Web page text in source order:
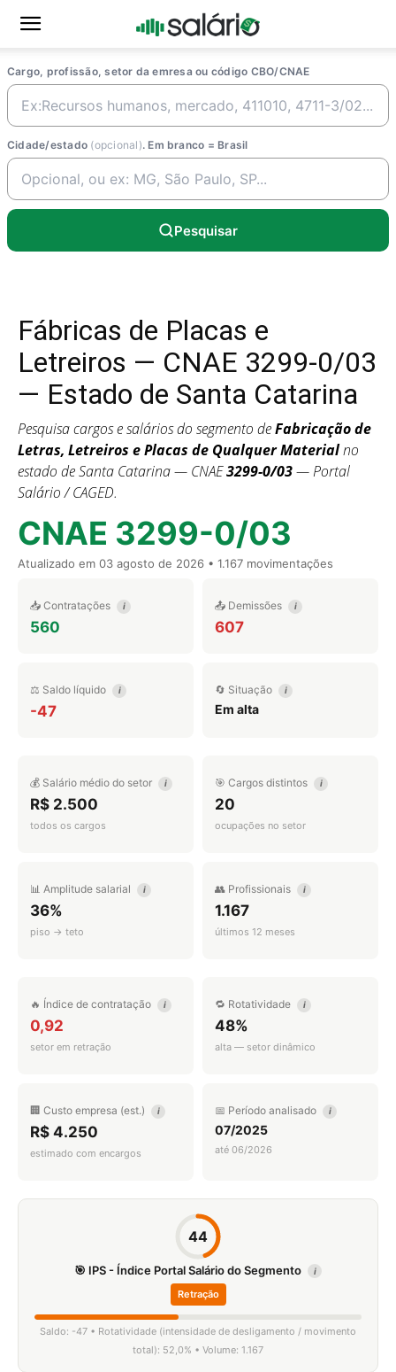
Cargo, profissão, setor da emresa ou código CBO/CNAE
Cidade/estado (opcional). Em branco = Brasil
Pesquisar
Fábricas de Placas e
Letreiros — CNAE 3299-0/03
— Estado de Santa Catarina
Pesquisa cargos e salários do segmento deFabricação de
Letras, Letreiros e Placas de Qualquer Materialno
estado de Santa Catarina — CNAE3299-0/03— Portal
Salário / CAGED.
CNAE 3299-0/03
Atualizado em 03 agosto de 2026 • 1.167 movimentações
📥 Contratações i
560
📤 Demissões i
607
⚖️ Saldo líquido i
-47
🔄 Situação i
Em alta
💰 Salário médio do setor i
R$ 2.500
todos os cargos
🎯 Cargos distintos i
20
ocupações no setor
📊 Amplitude salarial i
36%
piso → teto
👥 Profissionais i
1.167
últimos 12 meses
🔥 Índice de contratação i
0,92
setor em retração
🔁 Rotatividade i
48%
alta — setor dinâmico
🏢 Custo empresa (est.) i
R$ 4.250
estimado com encargos
📅 Período analisado i
07/2025
até 06/2026
44
🎯 IPS - Índice Portal Salário do Segmento i
Retração
Saldo: -47 • Rotatividade (intensidade de desligamento / movimento
total): 52,0% • Volume: 1.167